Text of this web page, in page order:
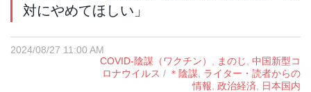
対にやめてほしい」
2024/08/27 11:00 AM
COVID-陰謀（ワクチン）
まのじ
中国新型コ
ロナウイルス / ＊陰謀 ライター・読者からの
情報 政治経済 日本国内